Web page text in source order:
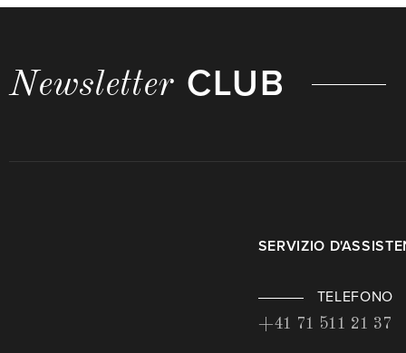
Newsletter CLUB
SERVIZIO
TELEFONO
+41 71 511 21 37